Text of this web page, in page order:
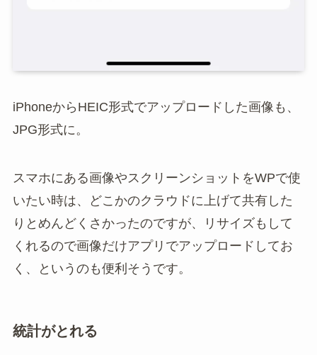
iPhoneからHEIC形式でアップロードした画像も、
JPG形式に。
スマホにある画像やスクリーンショットをWPで使
いたい時は、どこかのクラウドに上げて共有した
りとめんどくさかったのですが、リサイズもして
くれるので画像だけアプリでアップロードしてお
く、というのも便利そうです。
統計がとれる